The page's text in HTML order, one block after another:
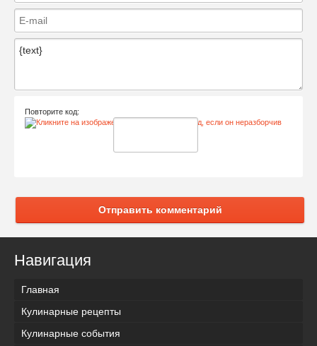
Повторите код:
Отправить комментарий
Навигация
Главная
Кулинарные рецепты
Кулинарные события